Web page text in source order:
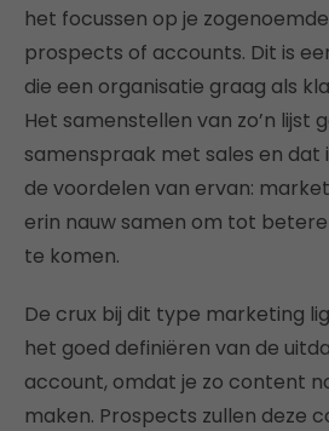
het focussen op je zogenoemde
prospects of accounts. Dit is
die een organisatie graag als
Het samenstellen van zo’n lijst
samenspraak met sales en dat
de voordelen van ervan:
erin nauw samen om tot
te komen.
De crux bij dit type marketing
het goed definiëren van de
account, omdat je zo content
maken. Prospects zullen deze